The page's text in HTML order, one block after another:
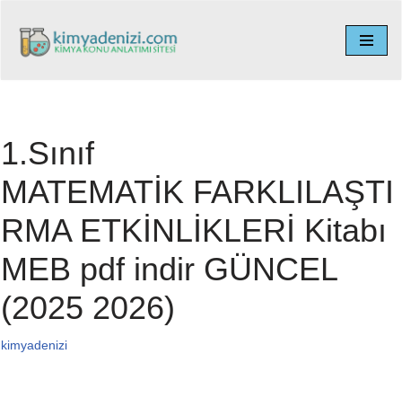
İçeriğe
1.Sınıf
MATEMATİK FARKLILAŞTI
RMA ETKİNLİKLERİ Kitabı
MEB pdf indir GÜNCEL
(2025 2026)
kimyadenizi